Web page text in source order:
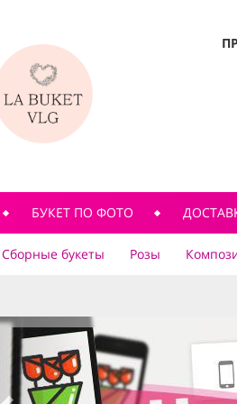
БУКЕТ ПО ФОТО
Сборные букеты Розы
previous